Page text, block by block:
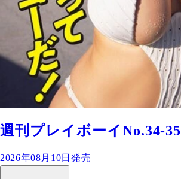
週刊プレイボーイNo.34-35
2026年08月10日発売